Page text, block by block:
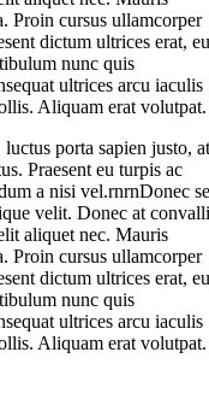
Proin cursus ullamcorper
dictum ultrices erat,
nunc quis
ultrices arcu iaculis
Aliquam erat volutpat.
porta sapien justo,
Praesent eu turpis ac
a nisi vel.rnrnDonec
velit. Donec at
aliquet nec. Mauris
Proin cursus ullamcorper
dictum ultrices erat,
nunc quis
ultrices arcu iaculis
Aliquam erat volutpat.